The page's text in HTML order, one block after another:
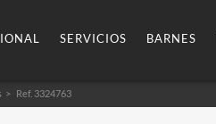
SERVICIOS BARNES
> Ref. 3324763